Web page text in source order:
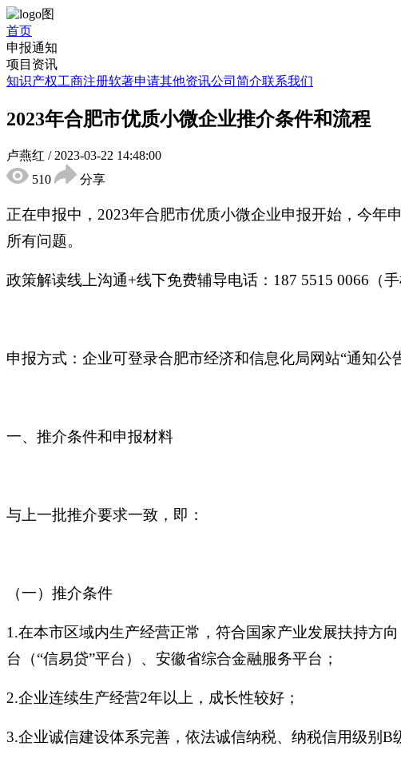
首页
申报通知
项目资讯
知识产权工商注册软著申请其他资讯公司简介联系我们
2023年合肥市优质小微企业推介条件和流程
卢燕红 / 2023-03-22 14:48:00
510
分享
正在申报中，2023年合肥市优质小微企业申报开始，今
所有问题。
政策解读线上沟通+线下免费辅导电话：187 5515 0066（手
申报方式：企业可登录合肥市经济和信息化局网站“通知
一、推介条件和申报材料
与上一批推介要求一致，即：
（一）推介条件
1.在本市区域内生产经营正常，符合国家产业发展扶持方
台（“信易贷”平台）、安徽省综合金融服务平台；
2.企业连续生产经营2年以上，成长性较好；
3.企业诚信建设体系完善，依法诚信纳税、纳税信用级别B